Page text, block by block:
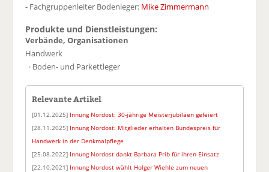
- Fachgruppenleiter Bodenleger: Mike Zimmermann
Produkte und Dienstleistungen:
Verbände, Organisationen
Handwerk
· Boden- und Parkettleger
Relevante Artikel
[01.12.2025] Innung Nordost: 30-jährige Meisterjubiläen gefeiert
[28.11.2025] Innung Nordost: Mitglieder erhalten Bundespreis für
Handwerk in der Denkmalpflege
[25.08.2022] Innung Nordost dankt Barbara Prib für ihren Einsatz
[22.10.2021] Innung Nordost wählt Holger Wiehle zum neuen